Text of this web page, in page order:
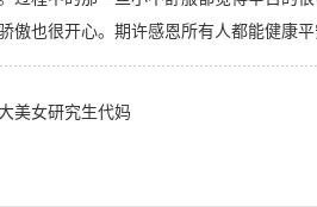
傲也很开心。期许感恩所有人都能健康平
美女研究生代妈